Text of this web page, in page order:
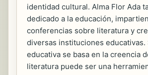
identidad cultural. Alma Flor Ada
dedicado a la educación,
conferencias sobre literatura y
diversas instituciones educativas.
educativa se basa en la creencia
literatura puede ser una